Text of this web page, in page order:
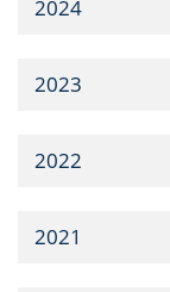
2024
2023
2022
2021